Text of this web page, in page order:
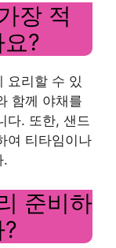
장 적
?
요리할 수 있
함께 야채를
다. 또한, 샌드
여 티타임이나
.
준비하